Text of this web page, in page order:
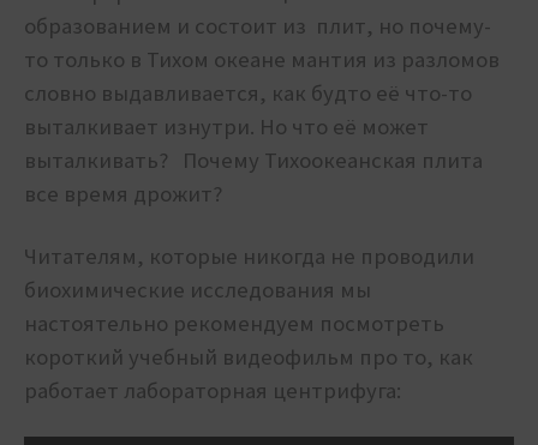
образованием и состоит из плит, но почему-
то только в Тихом океане мантия из разломов
словно выдавливается, как будто её что-то
выталкивает изнутри. Но что её может
выталкивать? Почему Тихоокеанская плита
все время дрожит?
Читателям, которые никогда не проводили
биохимические исследования мы
настоятельно рекомендуем посмотреть
короткий учебный видеофильм про то, как
работает лабораторная центрифуга: